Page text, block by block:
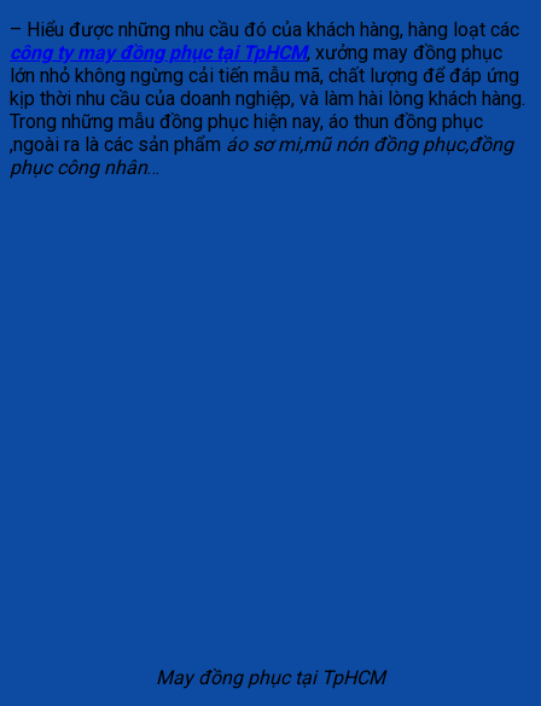
– Hiểu được những nhu cầu đó của khách hàng, hàng loạt các
công ty may đồng phục tại TpHCM, xưởng may đồng phục
lớn nhỏ không ngừng cải tiến mẫu mã, chất lượng để đáp ứng
kịp thời nhu cầu của doanh nghiệp, và làm hài lòng khách hàng.
Trong những mẫu đồng phục hiện nay, áo thun đồng phục
,ngoài ra là các sản phẩm áo sơ mi,mũ nón đồng phục,đồng
phục công nhân…
May đồng phục tại TpHCM